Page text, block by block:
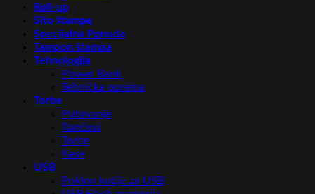
Roll-up
Sito štampa
Specijalna Ponuda
Tampon štampa
Tehnologija
Power Bank
Tehnička oprema
Torbe
Putovanje
Rančevi
Torbe
Kese
USB
Poklon kutije za USB